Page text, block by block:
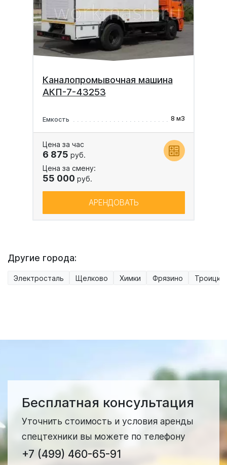
Каналопромывочная машина
АКП-7-43253
Емкость 8 м3
Цена за час
6 875 руб.
Цена за смену:
55 000 руб.
АРЕНДОВАТЬ
Другие города:
Электросталь Щелково Химки Фрязино Троицк
Бесплатная консультация
Уточнить стоимость и условия аренды
спецтехники вы можете по телефону
+7 (499) 460-65-91